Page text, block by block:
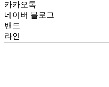
카카오톡
네이버 블로그
밴드
라인